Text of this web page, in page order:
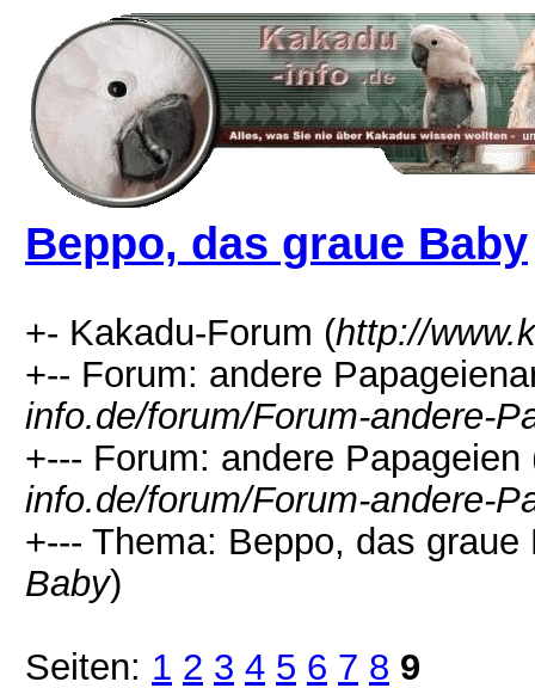
Beppo, das graue Baby
+- Kakadu-Forum (http://
+-- Forum: andere
info.de/forum/Forum-andere-
+--- Forum: andere Papageien
info.de/forum/Forum-andere-
+--- Thema: Beppo, das graue
Baby)
Seiten: 1 2 3 4 5 6 7 8 9